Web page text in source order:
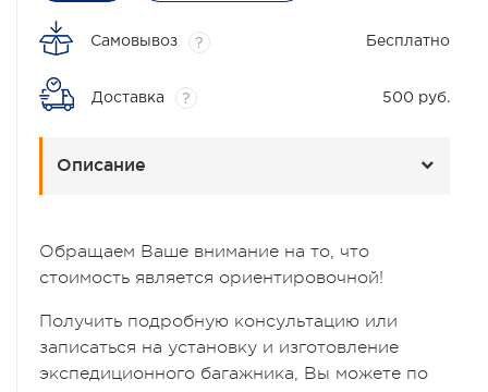
Самовывоз ? Бесплатно
Доставка ? 500 руб.
Описание
Обращаем Ваше внимание на то, что
стоимость является ориентировочной!
Получить подробную консультацию или
записаться на установку и изготовление
экспедиционного багажника, Вы можете по